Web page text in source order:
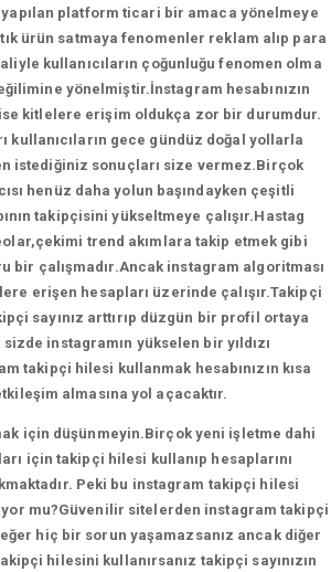
platform ticari bir amaca yönelmeye
ürün satmaya fenomenler reklam alıp para
kullanıcıların çoğunluğu fenomen olma
yönelmiştir.İnstagram hesabınızın
kitlelere erişim oldukça zor bir durumdur.
kullanıcıların gece gündüz doğal yollarla
istediğiniz sonuçları size vermez.Birçok
henüz daha yolun başındayken çeşitli
takipçisini yükseltmeye çalışır.Hastag
trend akımlara takip etmek gibi
bir çalışmadır.Ancak instagram algoritması
erişen hesapları üzerinde çalışır.Takipçi
sayınız arttırıp düzgün bir profil ortaya
instagramın yükselen bir yıldızı
takipçi hilesi kullanmak hesabınızın kısa
almasına yol açacaktır.
için düşünmeyin.Birçok yeni işletme dahi
için takipçi hilesi kullanıp hesaplarını
Peki bu instagram takipçi hilesi
mu?Güvenilir sitelerden instagram takipçi
hiç bir sorun yaşamazsanız ancak diğer
hilesini kullanırsanız takipçi sayınızın